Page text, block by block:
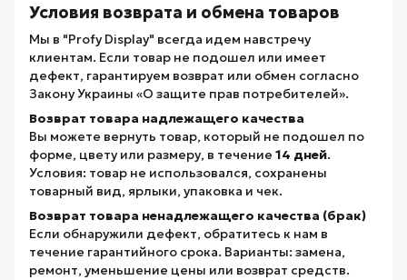
Условия возврата и обмена товаров
Мы в "Profy Display" всегда идем навстречу
клиентам. Если товар не подошел или имеет
дефект, гарантируем возврат или обмен согласно
Закону Украины «О защите прав потребителей».
Возврат товара надлежащего качества
Вы можете вернуть товар, который не подошел по
форме, цвету или размеру, в течение 14 дней.
Условия: товар не использовался, сохранены
товарный вид, ярлыки, упаковка и чек.
Возврат товара ненадлежащего качества (брак)
Если обнаружили дефект, обратитесь к нам в
течение гарантийного срока. Варианты: замена,
ремонт, уменьшение цены или возврат средств.